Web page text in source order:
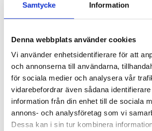
Samtycke Information
Denna webbplats använder cookies
Vi använder enhetsidentifierare för att
och annonserna till användarna,
för sociala medier och analysera vår
vidarebefordrar även sådana
information från din enhet till de sociala
annons- och analysföretag som vi
Dessa kan i sin tur kombinera